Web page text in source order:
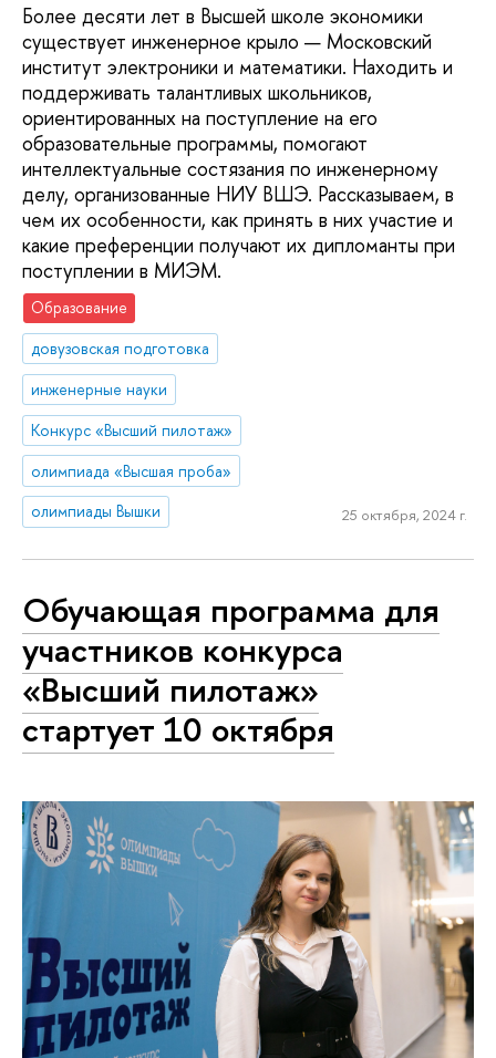
Более десяти лет в Высшей школе экономики
существует инженерное крыло — Московский
институт электроники и математики. Находить и
поддерживать талантливых школьников,
ориентированных на поступление на его
образовательные программы, помогают
интеллектуальные состязания по инженерному
делу, организованные НИУ ВШЭ. Рассказываем, в
чем их особенности, как принять в них участие и
какие преференции получают их дипломанты при
поступлении в МИЭМ.
Образование
довузовская подготовка
инженерные науки
Конкурс «Высший пилотаж»
олимпиада «Высшая проба»
олимпиады Вышки
25 октября, 2024 г.
Обучающая программа для
участников конкурса
«Высший пилотаж»
стартует 10 октября